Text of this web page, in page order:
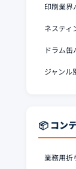
印刷業界
ネスティ
ドラム缶
ジャンル
📦 コン
業務用折